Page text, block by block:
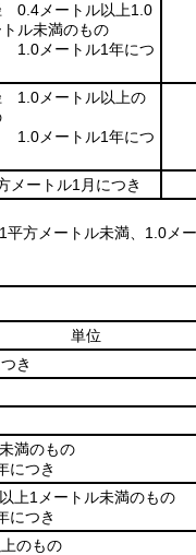
0.4メートル以上1.0
トル未満のもの
1.0メートル1年につ
1.0メートル以上の
1.0メートル1年につ
メートル1月につき
方メートル未満、1.0メ
単位
き
満のもの
につき
上1メートル未満のもの
につき
のもの